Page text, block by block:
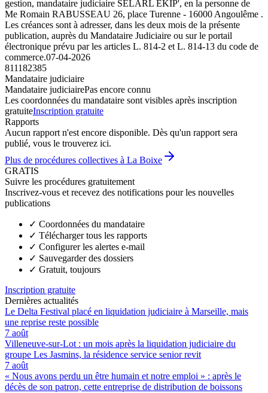
gestion, mandataire judiciaire SELARL EKIP', en la personne de
Me Romain RABUSSEAU 26, place Turenne - 16000 Angoulême .
Les créances sont à adresser, dans les deux mois de la présente
publication, auprès du Mandataire Judiciaire ou sur le portail
électronique prévu par les articles L. 814-2 et L. 814-13 du code de
commerce.07-04-2026
811182385
Mandataire judiciaire
Mandataire judiciairePas encore connu
Les coordonnées du mandataire sont visibles après inscription
gratuiteInscription gratuite
Rapports
Aucun rapport n'est encore disponible. Dès qu'un rapport sera
publié, vous le trouverez ici.
Plus de procédures collectives à La Boixe
GRATIS
Suivre les procédures gratuitement
Inscrivez-vous et recevez des notifications pour les nouvelles
publications
✓ Coordonnées du mandataire
✓ Télécharger tous les rapports
✓ Configurer les alertes e-mail
✓ Sauvegarder des dossiers
✓ Gratuit, toujours
Inscription gratuite
Dernières actualités
Le Delta Festival placé en liquidation judiciaire à Marseille, mais
une reprise reste possible
7 août
Villeneuve-sur-Lot : un mois après la liquidation judiciaire du
groupe Les Jasmins, la résidence service senior revit
7 août
« Nous avons perdu un être humain et notre emploi » : après le
décès de son patron, cette entreprise de distribution de boissons